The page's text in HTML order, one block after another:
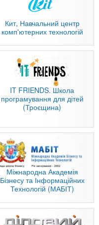
Кит, Навчальний центр
комп'ютерних технологій
IT FRIENDS. Школа
програмування для дітей
(Троєщина)
Міжнародна Академія
Бізнесу та Інформаційних
Технологій (МАБІТ)